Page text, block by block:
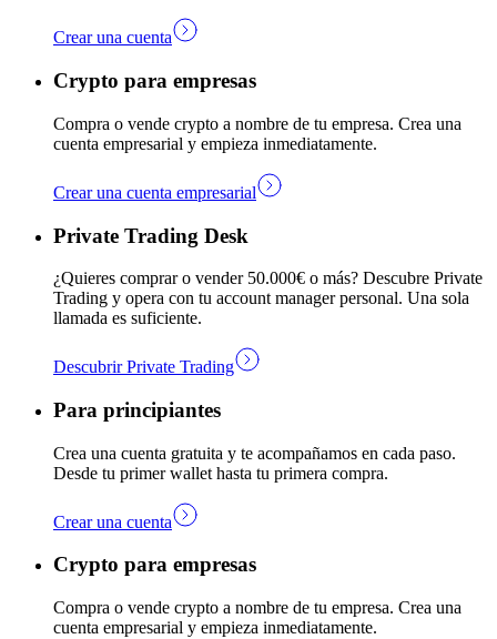
Crear una cuenta
Crypto para empresas
Compra o vende crypto a nombre de tu empresa. Crea una
cuenta empresarial y empieza inmediatamente.
Crear una cuenta empresarial
Private Trading Desk
¿Quieres comprar o vender 50.000€ o más? Descubre Private
Trading y opera con tu account manager personal. Una sola
llamada es suficiente.
Descubrir Private Trading
Para principiantes
Crea una cuenta gratuita y te acompañamos en cada paso.
Desde tu primer wallet hasta tu primera compra.
Crear una cuenta
Crypto para empresas
Compra o vende crypto a nombre de tu empresa. Crea una
cuenta empresarial y empieza inmediatamente.